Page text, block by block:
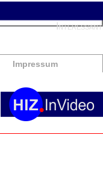
Impressum